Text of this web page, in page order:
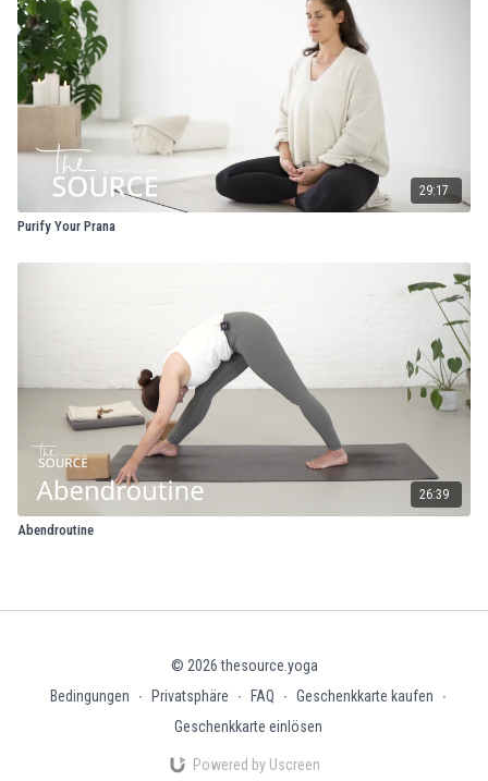
29:17
Purify Your Prana
26:39
Abendroutine
© 2026 thesource.yoga
Bedingungen
∙ Privatsphäre ∙ FAQ ∙ Geschenkkarte kaufen
∙
Geschenkkarte einlösen
Powered by Uscreen